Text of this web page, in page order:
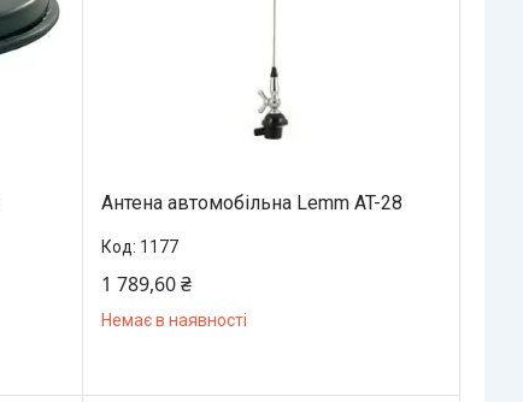
Антена автомобільна Lemm AT-28
1177
1 789,60 ₴
Немає в наявності